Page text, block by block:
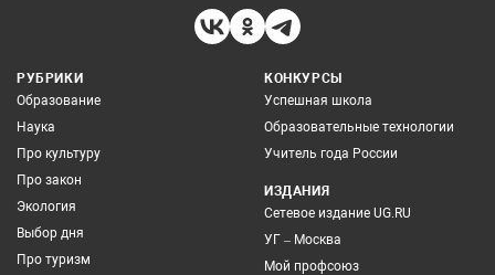
РУБРИКИ
Образование
Наука
Про культуру
Про закон
Экология
Выбор дня
Про туризм
КОНКУРСЫ
Успешная школа
Образовательные технологии
Учитель года России
ИЗДАНИЯ
Сетевое издание UG.RU
УГ – Москва
Мой профсоюз